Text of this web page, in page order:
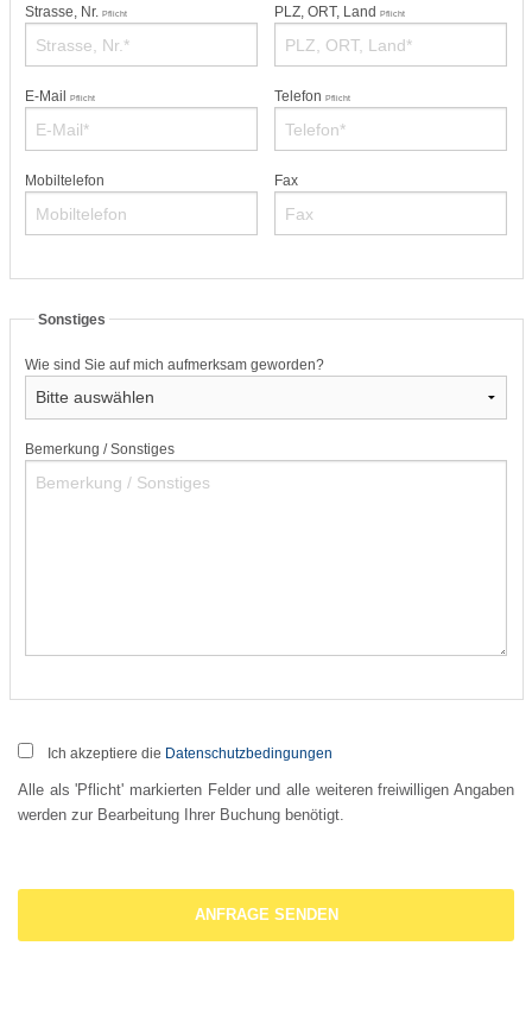
Strasse, Nr. Pflicht PLZ, ORT, LandPflicht
E-Mail Pflicht TelefonPflicht
Mobiltelefon Fax
Sonstiges
Wie sind Sie auf mich aufmerksam geworden?
Bemerkung / Sonstiges
Ich akzeptiere die Datenschutzbedingungen
Alle als 'Pflicht' markierten Felder und alle weiteren freiwilligen Angaben
werden zur Bearbeitung Ihrer Buchung benötigt.